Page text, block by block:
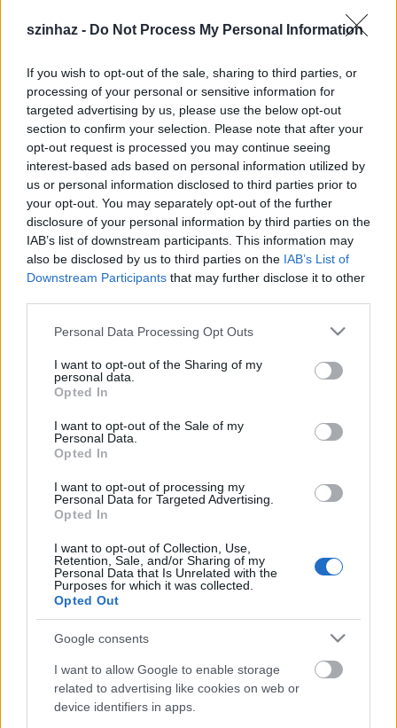
szinhaz - Do Not Process My Personal Information
If you wish to opt-out of the sale, sharing to third parties, or
processing of your personal or sensitive information for
targeted advertising by us, please use the below opt-out
section to confirm your selection. Please note that after your
opt-out request is processed you may continue seeing
interest-based ads based on personal information utilized by
us or personal information disclosed to third parties prior to
your opt-out. You may separately opt-out of the further
disclosure of your personal information by third parties on the
IAB’s list of downstream participants. This information may
also be disclosed by us to third parties on the IAB’s List of
Downstream Participants that may further disclose it to other
Please note that this website/app uses one or more Google
not limited to your visit or usage behaviour. You may click to
grant or deny consent to Google and its third-party tags to
use your data for below specified purposes in below Google
consent section.
Personal Data Processing Opt Outs
I want to opt-out of the Sharing of my
personal data.
Opted In
I want to opt-out of the Sale of my
Personal Data.
Opted In
I want to opt-out of processing my
Personal Data for Targeted Advertising.
Opted In
I want to opt-out of Collection, Use,
Retention, Sale, and/or Sharing of my
Personal Data that Is Unrelated with the
Purposes for which it was collected.
Opted Out
Google consents
I want to allow Google to enable storage
related to advertising like cookies on web or
device identifiers in apps.
Bezerédi Zoltán
Diósi Gábor
Dobó Dániel
Elek Ferenc
Fenyő Iván
Hajduk Károly
Horváth Ákos
Juristovszky Sosa
Kamarás Iván
Keresztes Tamás
Keszég László
Kocsis Gergő
Máthé Zsolt
Mucsi Gergely
Nagy Ervin
Pelsőczy Réka
Peer Krisztián
Schönberger Ádám
Schnábel Zita
Szamosi Zsófi
Ubrankovics Júlia
Vécsi Tibor
Vinnai András
és még sokan mások
A zongoránál:Bodó Viktor
Rendező:Vajdai Vilmos